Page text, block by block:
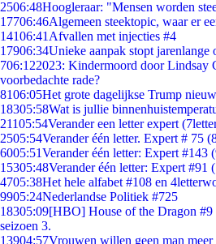
2506:48Hoogleraar: "Mensen worden
17706:46Algemeen steektopic, waar er
14106:41 Afvallen met injecties #4
17906:34Unieke aanpak stopt
706:122023: Kindermoord door Lindsay
voorbedachte rade?
8106:05Het grote dagelijkse Trump
18305:58Wat is jullie
21105:54Verander een letter expert
2505:54Verander één letter. Expert # 75
6005:51Verander één letter: Expert #143
15305:48Verander één letter: Expert #91
4705:38Het hele alfabet #108 en
9905:24Nederlandse Politiek #725
18305:09[HBO] House of the Dragon #9
seizoen 3.
13904:57Vrouwen willen geen man meer